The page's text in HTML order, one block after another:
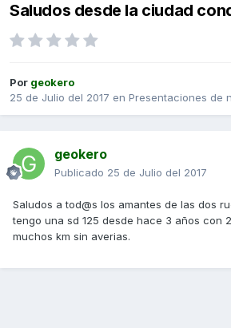
Saludos desde la ciudad
Por geokero
25 de Julio del 2017 en Presentaciones de
geokero
Publicado 25 de Julio del 2017
Saludos a tod@s los amantes de las dos
tengo una sd 125 desde hace 3 años con
muchos km sin averias.